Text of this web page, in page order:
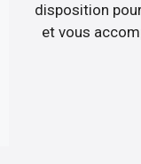
disposition
et vous